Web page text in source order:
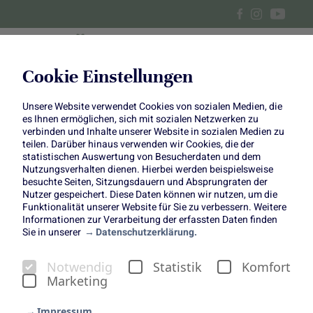
Cookie Einstellungen
Unsere Website verwendet Cookies von sozialen Medien, die
es Ihnen ermöglichen, sich mit sozialen Netzwerken zu
verbinden und Inhalte unserer Website in sozialen Medien zu
teilen. Darüber hinaus verwenden wir Cookies, die der
statistischen Auswertung von Besucherdaten und dem
Nutzungsverhalten dienen. Hierbei werden beispielsweise
besuchte Seiten, Sitzungsdauern und Absprungraten der
Nutzer gespeichert. Diese Daten können wir nutzen, um die
Funktionalität unserer Website für Sie zu verbessern. Weitere
Informationen zur Verarbeitung der erfassten Daten finden
Sie in unserer
Datenschutzerklärung.
Notwendig Statistik
Komfort
Marketing
Herzhafte Miniwaffeln mit
Rote-Bete-Lachs – ein
farbenfrohes Highlight für
euren Adventsbrunch
Nicht nur süße Klassiker gehören zu einem entspannten
Adventsbrunch – oft sind es gerade die herzhaften